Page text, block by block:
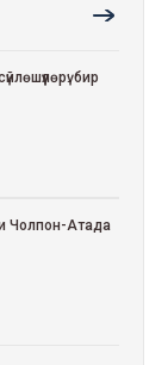
бир
Чолпон-Атада